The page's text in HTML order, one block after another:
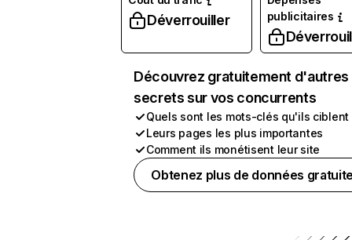
Déverrouiller
publicitaires
Découvrez gratuitement d'autres
secrets sur vos concurrents
Quels sont les mots-clés qu'ils ciblent
Leurs pages les plus importantes
Comment ils monétisent leur site
Obtenez plus de données